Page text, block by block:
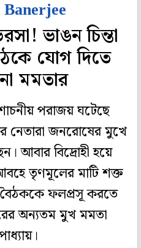
ভাঙন চিন্তা
যোগ দিতে
মমতার
পরাজয় ঘটেছে
নেতারা জনরোষের মুখে
আবার বিদ্রোহী হয়ে
তৃণমূলের মাটি শক্ত
ফলপ্রসূ করতে
অন্যতম মুখ মমতা